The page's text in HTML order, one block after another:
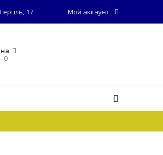
Мой аккаунт
17
0